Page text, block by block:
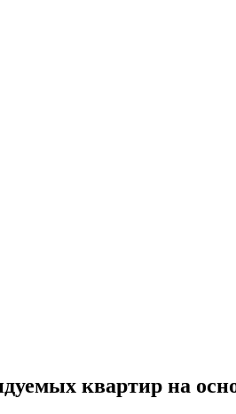
квартир на